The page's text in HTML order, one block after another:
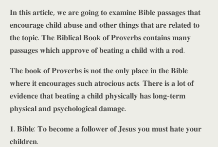
𝐈𝐧 𝐭𝐡𝐢𝐬 𝐚𝐫𝐭𝐢𝐜𝐥𝐞, 𝐰𝐞 𝐚𝐫𝐞 𝐠𝐨𝐢𝐧𝐠 𝐭𝐨 𝐞𝐱𝐚𝐦𝐢𝐧𝐞 𝐁𝐢𝐛𝐥𝐞 𝐩𝐚𝐬𝐬𝐚𝐠𝐞𝐬 𝐭𝐡𝐚𝐭
𝐞𝐧𝐜𝐨𝐮𝐫𝐚𝐠𝐞 𝐜𝐡𝐢𝐥𝐝 𝐚𝐛𝐮𝐬𝐞 𝐚𝐧𝐝 𝐨𝐭𝐡𝐞𝐫 𝐭𝐡𝐢𝐧𝐠𝐬 𝐭𝐡𝐚𝐭 𝐚𝐫𝐞 𝐫𝐞𝐥𝐚𝐭𝐞𝐝 𝐭𝐨
𝐭𝐡𝐞 𝐭𝐨𝐩𝐢𝐜. 𝐓𝐡𝐞 𝐁𝐢𝐛𝐥𝐢𝐜𝐚𝐥 𝐁𝐨𝐨𝐤 𝐨𝐟 𝐏𝐫𝐨𝐯𝐞𝐫𝐛𝐬 𝐜𝐨𝐧𝐭𝐚𝐢𝐧𝐬 𝐦𝐚𝐧𝐲
𝐩𝐚𝐬𝐬𝐚𝐠𝐞𝐬 𝐰𝐡𝐢𝐜𝐡 𝐚𝐩𝐩𝐫𝐨𝐯𝐞 𝐨𝐟 𝐛𝐞𝐚𝐭𝐢𝐧𝐠 𝐚 𝐜𝐡𝐢𝐥𝐝 𝐰𝐢𝐭𝐡 𝐚 𝐫𝐨𝐝.
𝐓𝐡𝐞 𝐛𝐨𝐨𝐤 𝐨𝐟 𝐏𝐫𝐨𝐯𝐞𝐫𝐛𝐬 𝐢𝐬 𝐧𝐨𝐭 𝐭𝐡𝐞 𝐨𝐧𝐥𝐲 𝐩𝐥𝐚𝐜𝐞 𝐢𝐧 𝐭𝐡𝐞 𝐁𝐢𝐛𝐥𝐞
𝐰𝐡𝐞𝐫𝐞 𝐢𝐭 𝐞𝐧𝐜𝐨𝐮𝐫𝐚𝐠𝐞𝐬 𝐬𝐮𝐜𝐡 𝐚𝐭𝐫𝐨𝐜𝐢𝐨𝐮𝐬 𝐚𝐜𝐭𝐬. 𝐓𝐡𝐞𝐫𝐞 𝐢𝐬 𝐚 𝐥𝐨𝐭 𝐨𝐟
𝐞𝐯𝐢𝐝𝐞𝐧𝐜𝐞 𝐭𝐡𝐚𝐭 𝐛𝐞𝐚𝐭𝐢𝐧𝐠 𝐚 𝐜𝐡𝐢𝐥𝐝 𝐩𝐡𝐲𝐬𝐢𝐜𝐚𝐥𝐥𝐲 𝐡𝐚𝐬 𝐥𝐨𝐧𝐠-𝐭𝐞𝐫𝐦
𝐩𝐡𝐲𝐬𝐢𝐜𝐚𝐥 𝐚𝐧𝐝 𝐩𝐬𝐲𝐜𝐡𝐨𝐥𝐨𝐠𝐢𝐜𝐚𝐥 𝐝𝐚𝐦𝐚𝐠𝐞.
𝟏. 𝐁𝐢𝐛𝐥𝐞: 𝐓𝐨 𝐛𝐞𝐜𝐨𝐦𝐞 𝐚 𝐟𝐨𝐥𝐥𝐨𝐰𝐞𝐫 𝐨𝐟 𝐉𝐞𝐬𝐮𝐬 𝐲𝐨𝐮 𝐦𝐮𝐬𝐭 𝐡𝐚𝐭𝐞 𝐲𝐨𝐮𝐫
𝐜𝐡𝐢𝐥𝐝𝐫𝐞𝐧.